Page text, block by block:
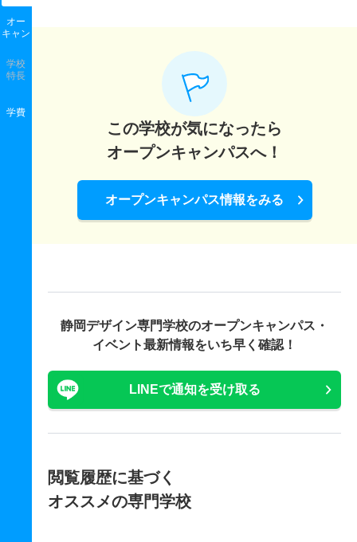
オー
キャン
学校
特長
学費
この学校が気になったら
オープンキャンパスへ！
オープンキャンパス情報をみる
静岡デザイン専門学校のオープンキャンパス・
イベント最新情報をいち早く確認！
LINEで通知を受け取る
閲覧履歴に基づく
オススメの専門学校